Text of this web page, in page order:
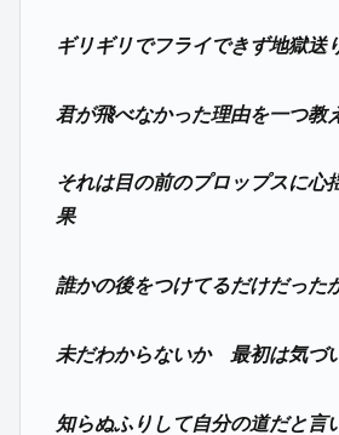
ギリギリでフライできず地獄送
君が飛べなかった理由を一つ教
それは目の前のプロップスに心
果
誰かの後をつけてるだけだった
未だわからないか 最初は気づ
知らぬふりして自分の道だと言